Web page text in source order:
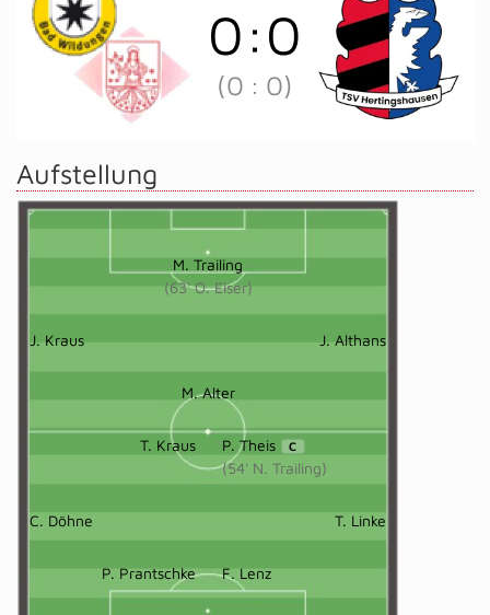
0:0
(0 : 0)
Aufstellung
M. Trailing
(63' O. Eiser)
J. Kraus J. Althans
M. Alter
T. Kraus P. Theis C
(54' N. Trailing)
C. Döhne T. Linke
P. Prantschke F. Lenz